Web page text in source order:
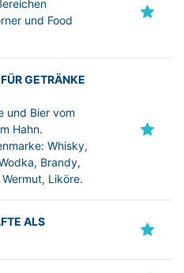
und Food
GETRÄNKE
und Bier vom
Hahn.
Whisky,
Brandy,
Liköre.
ALS